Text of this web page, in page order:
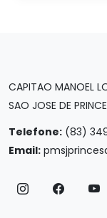
CAPITAO MANOEL
SAO JOSE DE
Telefone: (83)
Email: